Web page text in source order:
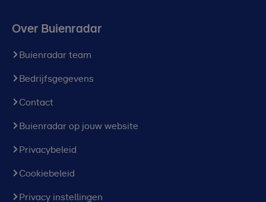
Over Buienradar
Buienradar team
Bedrijfsgegevens
Contact
Buienradar op jouw website
Privacybeleid
Cookiebeleid
Privacy instellingen